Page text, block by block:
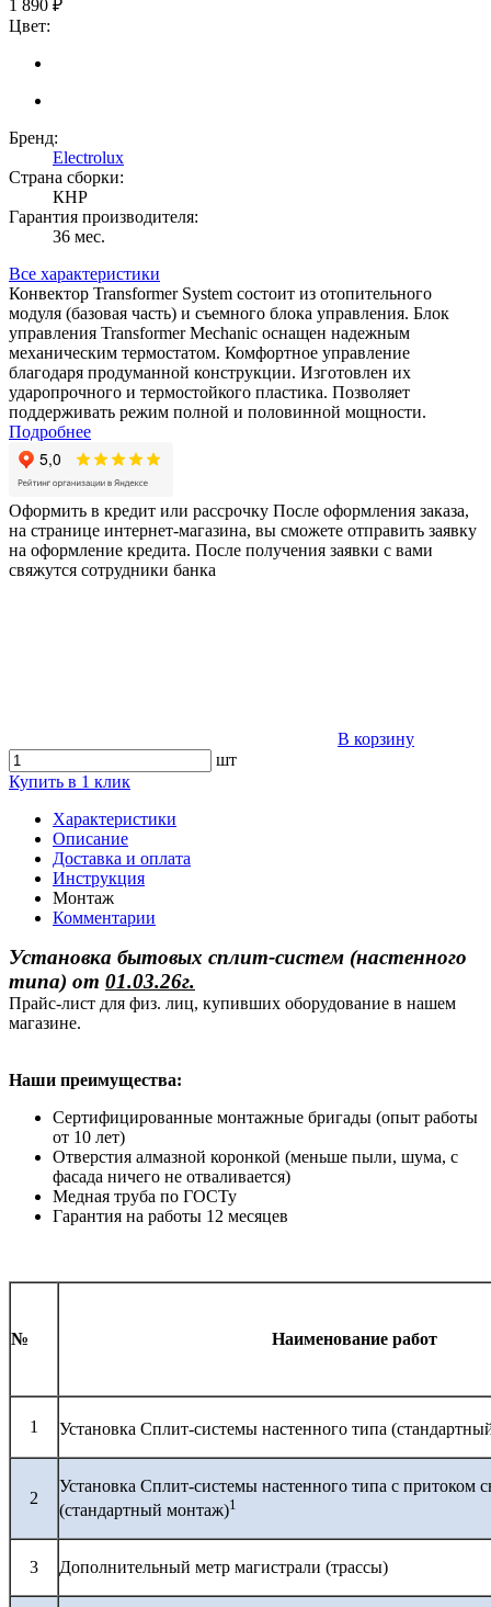
1 890 ₽
Цвет:
Бренд:
Electrolux
Страна сборки:
КНР
Гарантия производителя:
36 мес.
Все характеристики
Конвектор Transformer System состоит из отопительного
модуля (базовая часть) и съемного блока управления. Блок
управления Transformer Mechanic оснащен надежным
механическим термостатом. Комфортное управление
благодаря продуманной конструкции. Изготовлен их
ударопрочного и термостойкого пластика. Позволяет
поддерживать режим полной и половинной мощности.
Подробнее
Оформить в кредит или рассрочку После оформления заказа,
на странице интернет-магазина, вы сможете отправить заявку
на оформление кредита. После получения заявки с вами
свяжутся сотрудники банка
В корзину
шт
Купить в 1 клик
Характеристики
Описание
Доставка и оплата
Инструкция
Монтаж
Комментарии
Установка бытовых сплит-систем (настенного
типа) от 01.03.26г.
Прайс-лист для физ. лиц, купивших оборудование в нашем
магазине.
Наши преимущества:
Сертифицированные монтажные бригады (опыт работы
от 10 лет)
Отверстия алмазной коронкой (меньше пыли, шума, с
фасада ничего не отваливается)
Медная труба по ГОСТу
Гарантия на работы 12 месяцев
№ Наименование работ
1 Установка Сплит-системы настенного типа
2
Установка Сплит-системы настенного типа с притоком
(стандартный монтаж)1
3 Дополнительный метр магистрали (трассы)